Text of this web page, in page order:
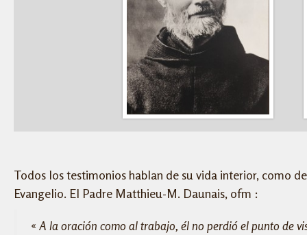
Todos los testimonios hablan de su vida interior, como
Evangelio. El Padre Matthieu-M. Daunais, ofm :
« A la oración como al trabajo, él no perdió el punto de